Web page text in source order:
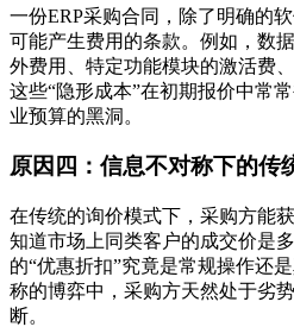
一份ERP采购合同，除了明确的
可能产生费用的条款。例如，数
外费用、特定功能模块的激活费
这些“隐形成本”在初期报价中常
业预算的黑洞。
原因四：信息不对称下的传
在传统的询价模式下，采购方能
知道市场上同类客户的成交价是
的“优惠折扣”究竟是常规操作还
称的博弈中，采购方天然处于劣
断。